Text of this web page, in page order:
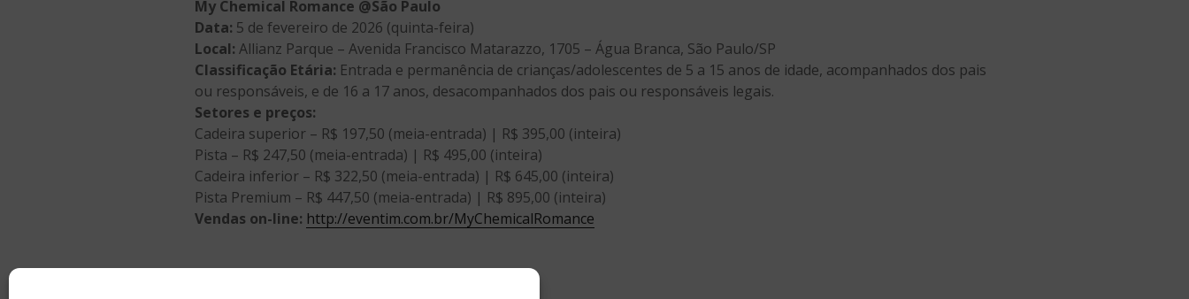
My Chemical Romance @São Paulo
Data: 5 de fevereiro de 2026 (quinta-feira)
Local: Allianz Parque – Avenida Francisco Matarazzo, 1705 – Água Branca, São Paulo/SP
Classificação Etária: Entrada e permanência de crianças/adolescentes de 5 a 15 anos de idade, acompanhados dos pais
ou responsáveis, e de 16 a 17 anos, desacompanhados dos pais ou responsáveis legais.
Setores e preços:
Cadeira superior – R$ 197,50 (meia-entrada) | R$ 395,00 (inteira)
Pista – R$ 247,50 (meia-entrada) | R$ 495,00 (inteira)
Cadeira inferior – R$ 322,50 (meia-entrada) | R$ 645,00 (inteira)
Pista Premium – R$ 447,50 (meia-entrada) | R$ 895,00 (inteira)
Vendas on-line: http://eventim.com.br/MyChemicalRomance